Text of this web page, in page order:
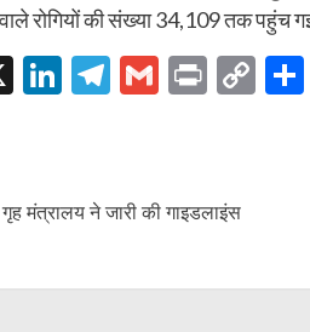
रोगियों की संख्या 34,109 तक पहुंच
X LinkedIn
Telegram
GmailPrint
मंत्रालय ने जारी की गाइडलाइंस